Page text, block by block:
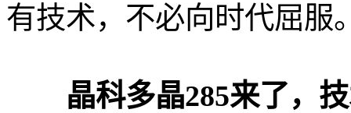
有技术，不必向时代屈服
晶科多晶285来了，